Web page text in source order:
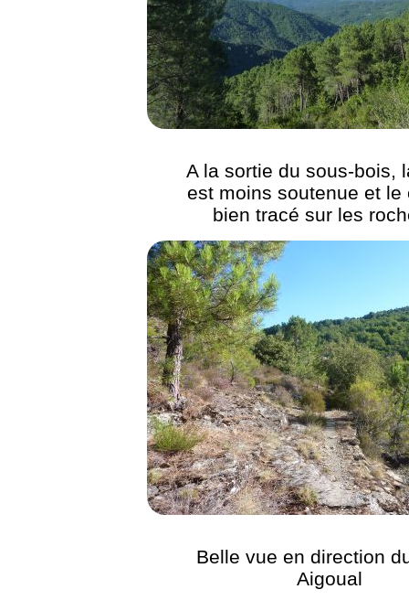
A la sortie du sous-bois,
est moins soutenue et le
bien tracé sur les
Belle vue en direction
Aigoual